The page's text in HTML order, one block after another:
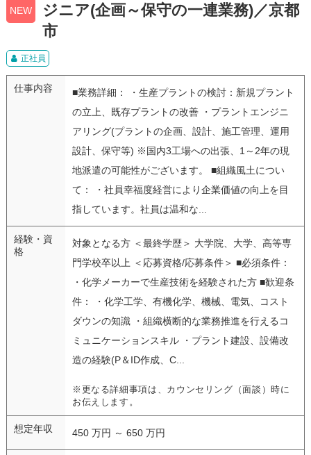
NEW
ジニア(企画～保守の一連業務)／京都
市
正社員
仕事内容
■業務詳細： ・生産プラントの検討：新規プラント
の立上、既存プラントの改善 ・プラントエンジニ
アリング(プラントの企画、設計、施工管理、運用
設計、保守等) ※国内3工場への出張、1～2年の現
地派遣の可能性がございます。 ■組織風土につい
て： ・社員幸福度経営により企業価値の向上を目
指しています。社員は温和な...
経験・資
格
対象となる方 ＜最終学歴＞ 大学院、大学、高等専
門学校卒以上 ＜応募資格/応募条件＞ ■必須条件：
・化学メーカーで生産技術を経験された方 ■歓迎条
件： ・化学工学、有機化学、機械、電気、コスト
ダウンの知識 ・組織横断的な業務推進を行えるコ
ミュニケーションスキル ・プラント建設、設備改
造の経験(P＆ID作成、C...
※更なる詳細事項は、カウンセリング（面談）時に
お伝えします。
想定年収 450 万円 ～ 650 万円